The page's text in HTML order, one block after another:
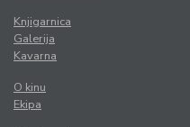
Knjigarnica
Galerija
Kavarna
O kinu
Ekipa